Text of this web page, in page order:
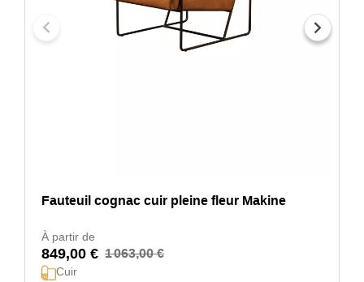
Fauteuil cognac cuir pleine fleur Makine
À partir de
849,00 € 1 063,00 €
Cuir